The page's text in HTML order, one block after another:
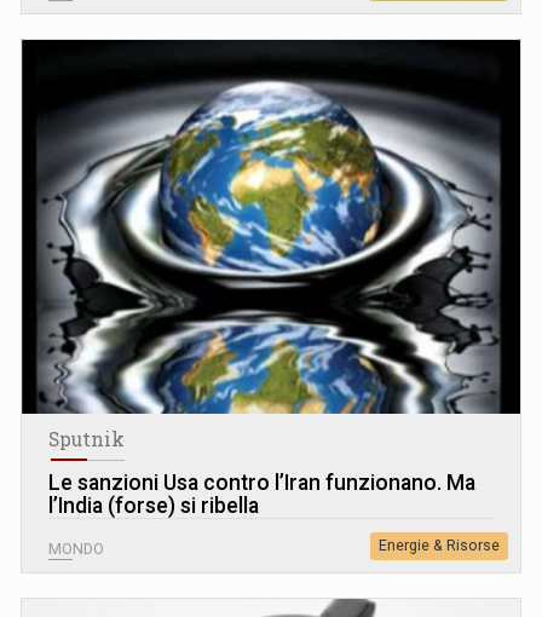
Sputnik
Le sanzioni Usa contro l’Iran funzionano. Ma
l’India (forse) si ribella
MONDO Energie & Risorse